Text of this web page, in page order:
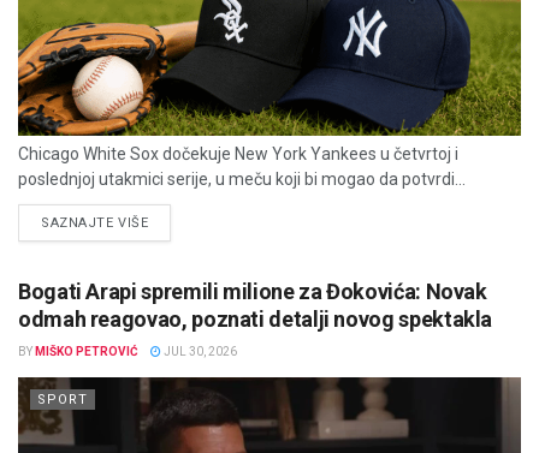
Chicago White Sox dočekuje New York Yankees u četvrtoj i
poslednjoj utakmici serije, u meču koji bi mogao da potvrdi...
SAZNAJTE VIŠEDETAILS
Bogati Arapi spremili milione za Đokovića: Novak
odmah reagovao, poznati detalji novog spektakla
BY MIŠKO PETROVIĆ JUL 30, 2026
SPORT